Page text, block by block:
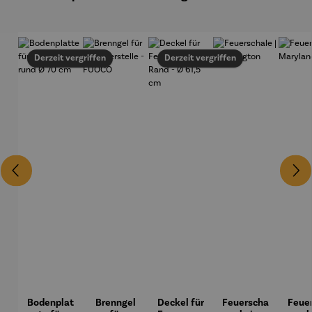
Derzeit vergriffen
Bodenplat
Brenngel
Derzeit vergriffen
Deckel für
Feuerscha